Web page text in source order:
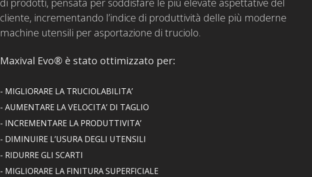
di prodotti, pensata per soddisfare le più elevate aspettative del
cliente, incrementando l’indice di produttività delle più moderne
machine utensili per asportazione di truciolo.
Maxival Evo® è stato ottimizzato per:
- MIGLIORARE LA TRUCIOLABILITA’
- AUMENTARE LA VELOCITA’ DI TAGLIO
- INCREMENTARE LA PRODUTTIVITA’
- DIMINUIRE L’USURA DEGLI UTENSILI
- RIDURRE GLI SCARTI
- MIGLIORARE LA FINITURA SUPERFICIALE